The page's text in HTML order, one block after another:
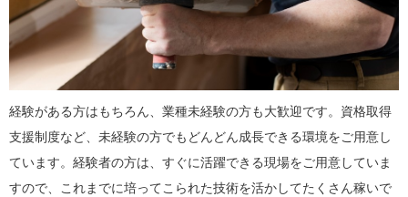
経験がある方はもちろん、業種未経験の方も大歓迎です。資格取得
支援制度など、未経験の方でもどんどん成長できる環境をご用意し
ています。経験者の方は、すぐに活躍できる現場をご用意していま
すので、これまでに培ってこられた技術を活かしてたくさん稼いで